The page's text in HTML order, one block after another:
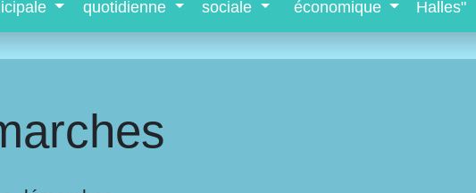
quotidienne
sociale
économique
Halles"